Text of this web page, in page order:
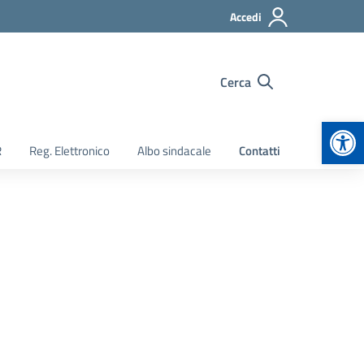
Accedi
Cerca
Reg. Elettronico Albo sindacale Contatti